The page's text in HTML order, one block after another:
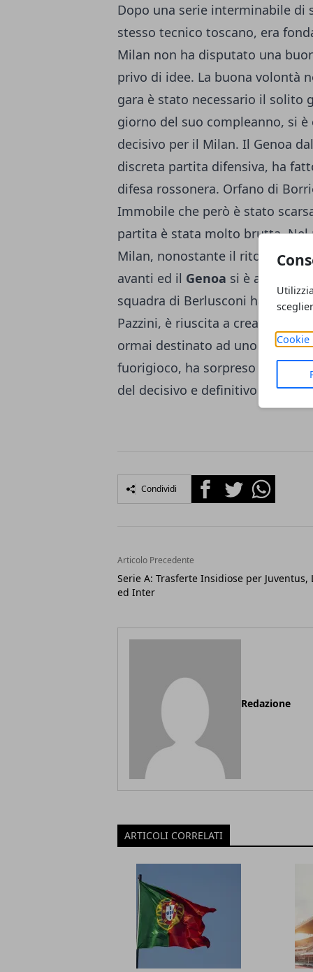
Cookie
Dopo una serie interminabile di
stesso tecnico toscano, era
Milan non ha disputato una
privo di idee. La buona volontà
gara è stato necessario il solito
giorno del suo compleanno, si
decisivo per il Milan. Il Genoa
discreta partita difensiva, ha
difesa rossonera. Orfano di
Immobile che però è stato
partita è stata molto brutta.
Milan, nonostante il ritorno dal
avanti ed il Genoa si è
squadra di Berlusconi ha
Pazzini, è riuscita a creare
ormai destinato ad uno scialbo
fuorigioco, ha sorpreso la difesa
del decisivo e definitivo
Condividi FacebookTwitterWhatsapp
Articolo Precedente
Serie A: Trasferte Insidiose per Juventus,
ed Inter
Redazione
ARTICOLI CORRELATI